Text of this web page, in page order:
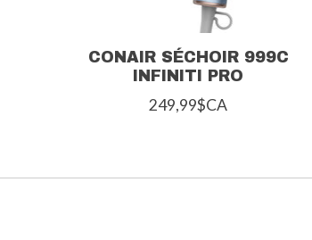
CONAIR SÉCHOIR 999C
INFINITI PRO
249,99$CA